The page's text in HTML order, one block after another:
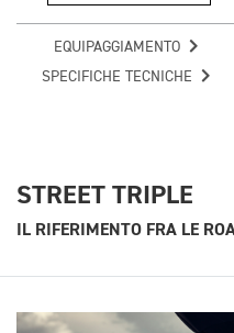
EQUIPAGGIAMENTO
SPECIFICHE TECNICHE
STREET TRIPLE
IL RIFERIMENTO FRA LE